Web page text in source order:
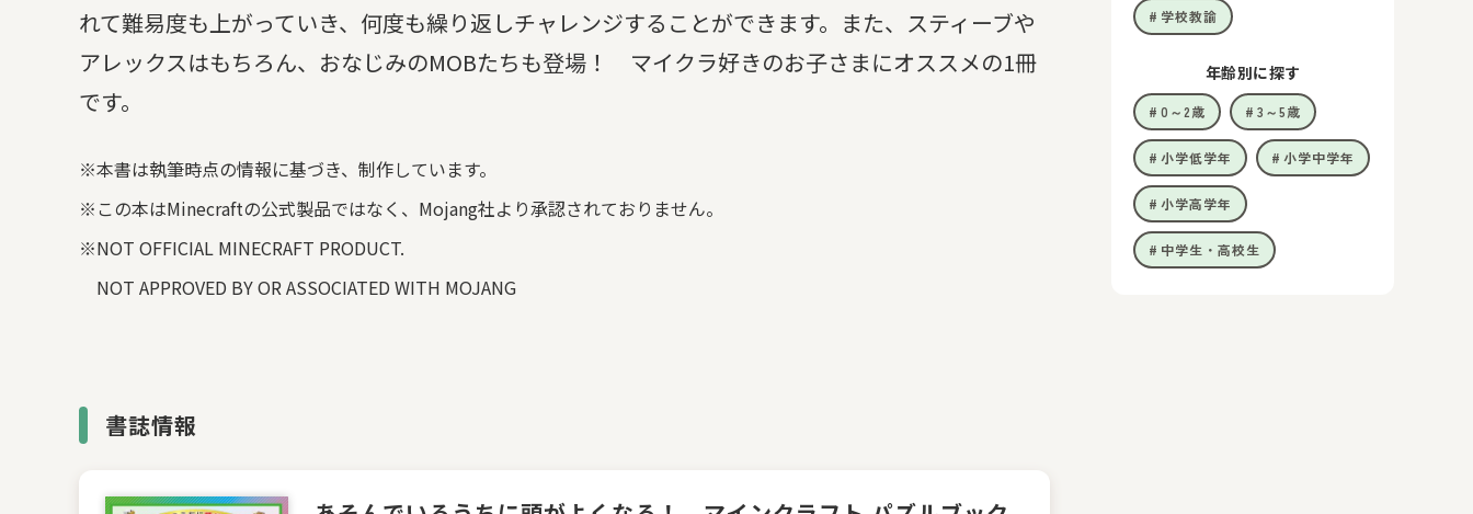
れて難易度も上がっていき、何度も繰り返しチャレンジすることができます。また、スティーブや
アレックスはもちろん、おなじみのMOBたちも登場！ マイクラ好きのお子さまにオススメの1冊
です。
※本書は執筆時点の情報に基づき、制作しています。
※この本はMinecraftの公式製品ではなく、Mojang社より承認されておりません。
※NOT OFFICIAL MINECRAFT PRODUCT.
NOT APPROVED BY OR ASSOCIATED WITH MOJANG
書誌情報
学校教諭
年齢別に探す
0～2歳 3～5歳
小学低学年 小学中学年
小学高学年
中学生・高校生